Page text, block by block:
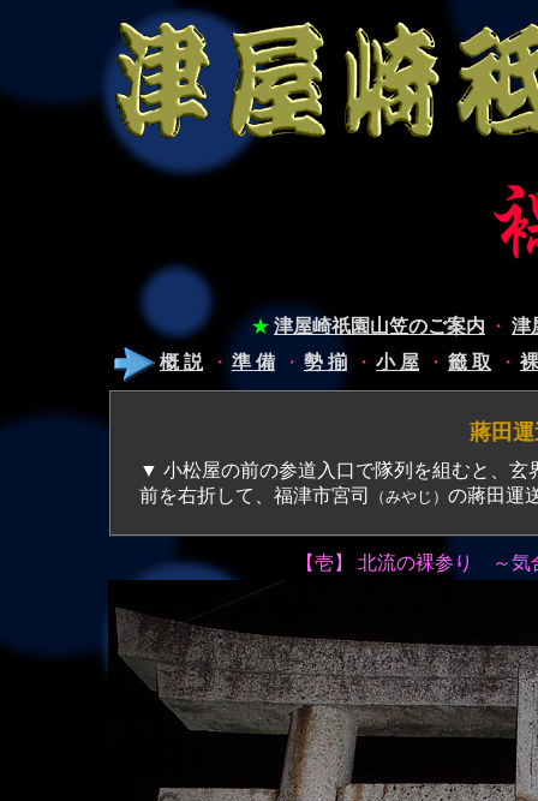
★ 津屋崎祇園山笠のご案内 ・ 津
概 説
・ 準 備 ・ 勢 揃 ・ 小 屋 ・ 籤 取 ・
蔣田
▼ 小松屋の前の参道入口で隊列を組むと、玄界灘に向かって一直線に伸びる参道を西に進み、消防会館
前を右折して、福津市宮司
（みやじ） の蔣田運
【壱】 北流の裸参り ～